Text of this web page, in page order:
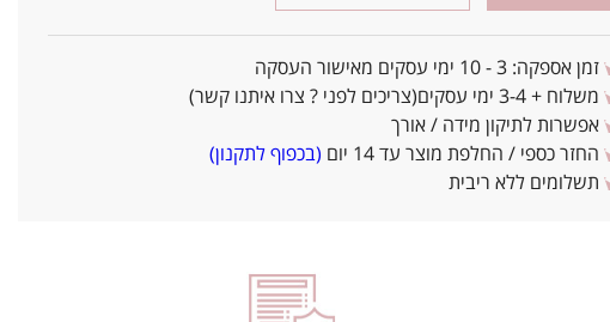
זמן אספקה: 3 - 10 ימי עסקים מאישור העסקה
משלוח + 3-4 ימי עסקים(צריכים לפני ? צרו איתנו קשר)
אפשרות לתיקון מידה / אורך
החזר כספי / החלפת מוצר עד 14 יום
(בכפוף לתקנון)
תשלומים ללא ריבית